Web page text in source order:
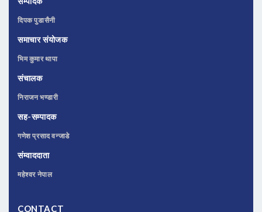
दिपक पुडासैनी
समाचार संयोजक
भिम कुमार थापा
संचालक
निराजन भण्डारी
सह-सम्पादक
गणेश प्रसाद वन्जाडे
संम्वाददाता
महेश्वर नेपाल
CONTACT